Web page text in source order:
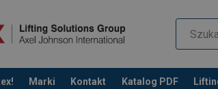
Marki Kontakt Katalog PDF